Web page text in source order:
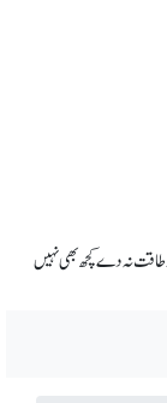
طاقت نہ دے کچھ بھی نہیں